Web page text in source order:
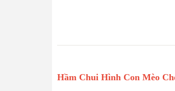
Hầm Chui Hình Con Mèo